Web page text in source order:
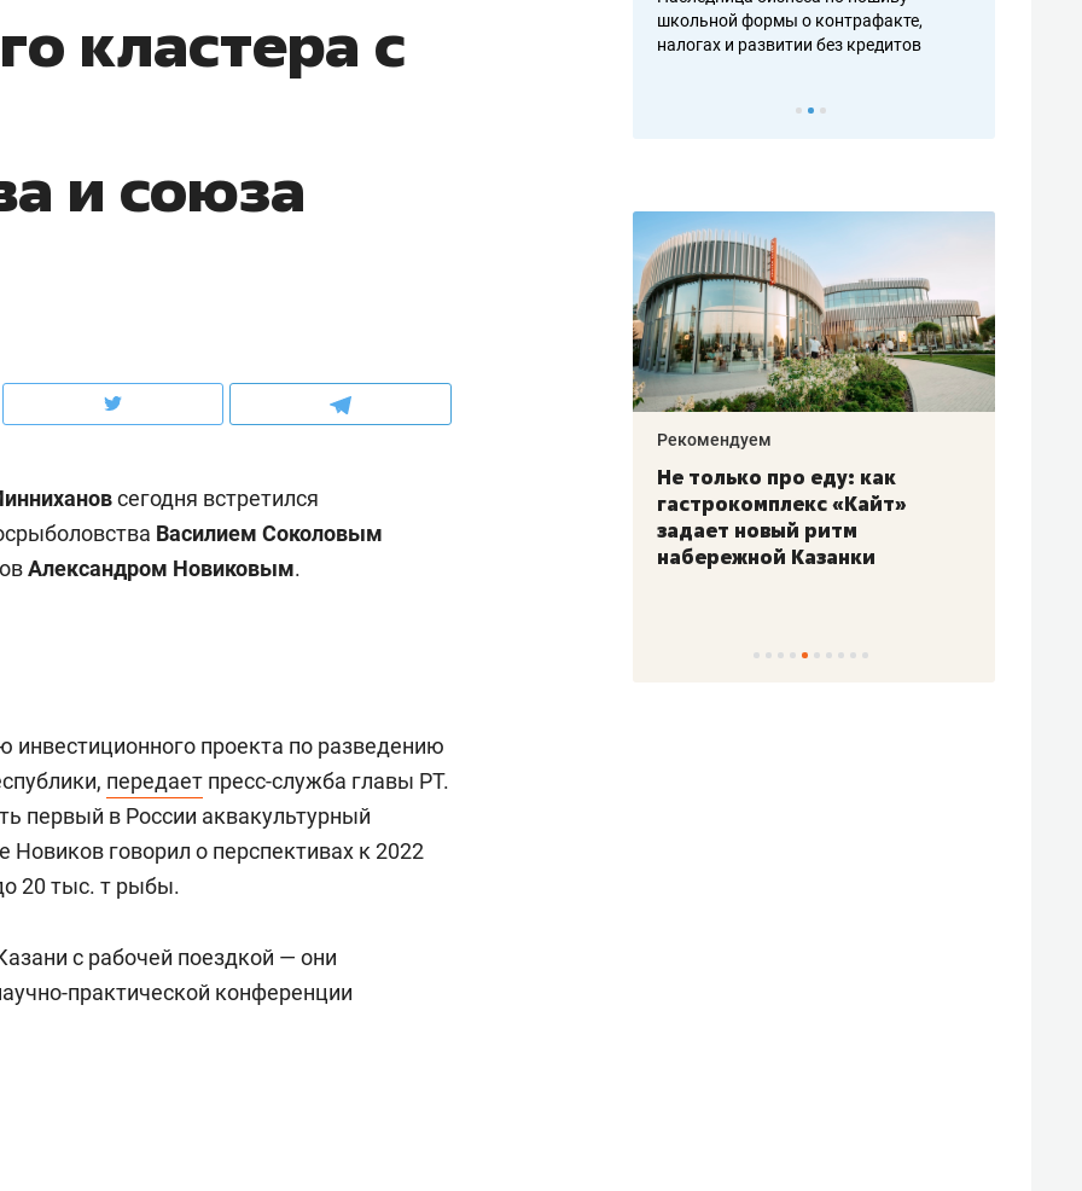
кластера с
и союза
сегодня встретился
Василием Соколовым
Александром Новиковым.
инвестиционного проекта по разведению
передает пресс-служба главы РТ.
первый в России аквакультурный
говорил о перспективах к 2022
20 тыс. т рыбы.
с рабочей поездкой — они
практической конференции
чем интересен Оман?
клиентах и чудных запросах мастеров
школьной формы о контрафакте,
налогах и развитии без кредитов
с чак-чаком: как
прошла
Героев»
30 метров»: как «Водоканал»
лечит подземные артерии
Рекомендуем
Не только про еду: как
гастрокомплекс «Кайт»
задает новый ритм
набережной Казанки